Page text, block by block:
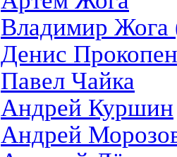
Владимир Жога
Денис
Павел Чайка
Андрей Куршин
Андрей